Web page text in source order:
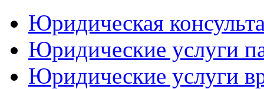
Юридическая
Юридические услуги
Юридические услуги